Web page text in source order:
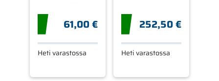
61,00 €
Heti varastossa
252,50 €
Heti varastossa